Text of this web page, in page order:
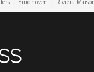
Eindhoven Rivièra